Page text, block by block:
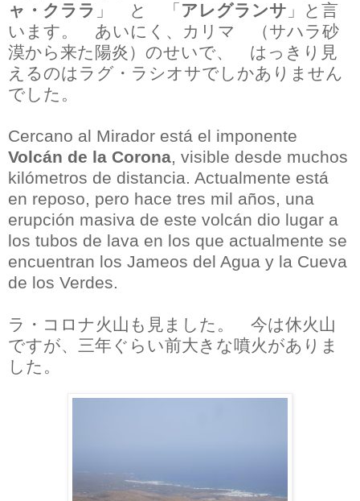
ャ・クララ 」 と 「 アレグランサ 」と言
います。 あいにく、カリマ （サハラ砂
漠から来た陽炎）のせいで、 はっきり見
えるのはラグ・ラシオサでしかありません
でした。
Cercano al Mirador está el imponente
Volcán de la Corona, visible desde muchos
kilómetros de distancia. Actualmente está
en reposo, pero hace tres mil años, una
erupción masiva de este volcán dio lugar a
los tubos de lava en los que actualmente se
encuentran los Jameos del Agua y la Cueva
de los Verdes.
ラ・コロナ火山も見ました。 今は休火山
ですが、三年ぐらい前大きな噴火がありま
した。